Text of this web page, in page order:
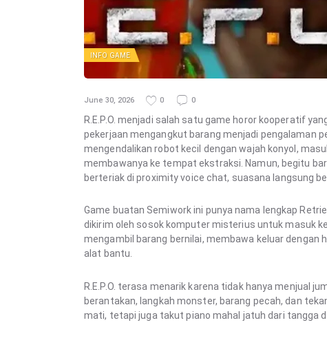
INFO GAME
June 30, 2026 0 0
R.E.P.O. menjadi salah satu game horor kooperatif
pekerjaan mengangkut barang menjadi pengalaman
mengendalikan robot kecil dengan wajah konyol,
membawanya ke tempat ekstraksi. Namun, begitu
berteriak di proximity voice chat, suasana langsung
Game buatan Semiwork ini punya nama lengkap
dikirim oleh sosok komputer misterius untuk masuk
mengambil barang bernilai, membawa keluar dengan
alat bantu.
R.E.P.O. terasa menarik karena tidak hanya menjual
berantakan, langkah monster, barang pecah, dan
mati, tetapi juga takut piano mahal jatuh dari tangga